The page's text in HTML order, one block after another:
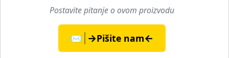
Postavite pitanje o ovom proizvodu
✉️ →Pišite nam←